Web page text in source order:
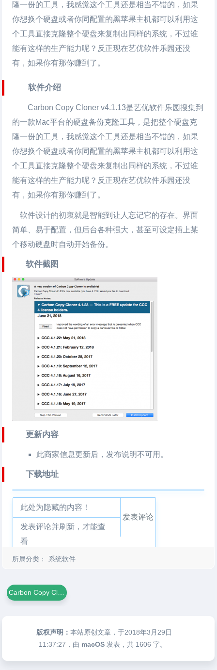
隆一份的工具，我感觉这个工具还是相当不错的，如果
你想换个硬盘或者你同配置的黑苹果主机都可以利用这
个工具直接克隆整个硬盘来复制出同样的系统，不过谁
能有这样的生产能力呢？反正现在艺优软件乐园还没
有，如果你有那你赚到了。
软件介绍
Carbon Copy Cloner v4.1.13是艺优软件乐园搜集到
的一款Mac平台的硬盘备份克隆工具，是把整个硬盘克
隆一份的工具，我感觉这个工具还是相当不错的，如果
你想换个硬盘或者你同配置的黑苹果主机都可以利用这
个工具直接克隆整个硬盘来复制出同样的系统，不过谁
能有这样的生产能力呢？反正现在艺优软件乐园还没
有，如果你有那你赚到了。
软件设计的初衷就是智能到让人忘记它的存在。界面
简单、易于配置，但后台各种强大，甚至可设定插上某
个移动硬盘时自动开始备份。
软件截图
更新内容
此商家信息更新后，发布说明不可用。
下载地址
此处为隐藏的内容！
发表评论并刷新，才能查
看
发表评论
所属分类： 系统软件
版权声明：本站原创文章，于2018年3月29日
11:37:27 ，由 macOS 发表，共 1606 字。